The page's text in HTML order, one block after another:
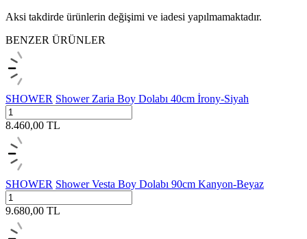
Aksi takdirde ürünlerin değişimi ve iadesi yapılmamaktadır.
BENZER ÜRÜNLER
SHOWER Shower Zaria Boy Dolabı 40cm İrony-Siyah
8.460,00 TL
SHOWER Shower Vesta Boy Dolabı 90cm Kanyon-Beyaz
9.680,00 TL